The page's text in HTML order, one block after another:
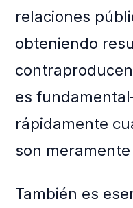
relaciones
obteniendo
es
rápidamente
son
También es